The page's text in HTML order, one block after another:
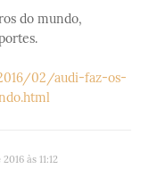
do mundo,
02/audi-faz-os-
às 11:12